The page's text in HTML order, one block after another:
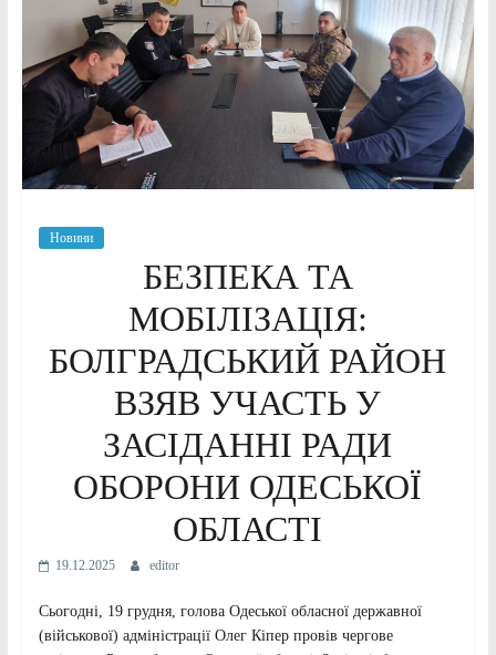
Новини
БЕЗПЕКА ТА
МОБІЛІЗАЦІЯ:
БОЛГРАДСЬКИЙ РАЙОН
ВЗЯВ УЧАСТЬ У
ЗАСІДАННІ РАДИ
ОБОРОНИ ОДЕСЬКОЇ
ОБЛАСТІ
19.12.2025 editor
Сьогодні, 19 грудня, голова Одеської обласної державної
(військової) адміністрації Олег Кіпер провів чергове